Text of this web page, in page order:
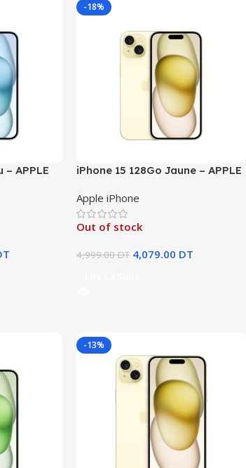
– APPLE
-18%
iPhone 15 128Go Jaune – APPLE
Apple iPhone
Out of stock
4,999.00DT 4,079.00 DT
-13%